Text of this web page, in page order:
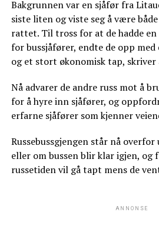
Bakgrunnen var en sjåfør fra
siste liten og viste seg å være
rattet. Til tross for at de hadde en
for bussjåfører, endte de opp
og et stort økonomisk tap, skriver
Nå advarer de andre russ mot å
for å hyre inn sjåfører, og
erfarne sjåfører som kjenner
Russebussgjengen står nå
eller om bussen blir klar igjen, og
russetiden vil gå tapt mens de
ANNONSE